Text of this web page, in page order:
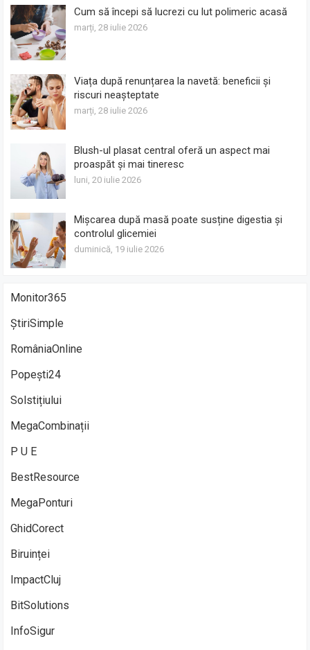
Cum să începi să lucrezi cu lut polimeric acasă
marți, 28 iulie 2026
Viața după renunțarea la navetă: beneficii și
riscuri neașteptate
marți, 28 iulie 2026
Blush-ul plasat central oferă un aspect mai
proaspăt și mai tineresc
luni, 20 iulie 2026
Mișcarea după masă poate susține digestia și
controlul glicemiei
duminică, 19 iulie 2026
Monitor365
ȘtiriSimple
RomâniaOnline
Popești24
Solstițiului
MegaCombinații
P U E
BestResource
MegaPonturi
GhidCorect
Biruinței
ImpactCluj
BitSolutions
InfoSigur